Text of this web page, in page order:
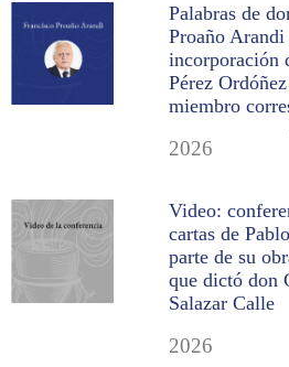
Palabras de
Proaño Arandi
incorporación
Pérez
miembro
2026
Video:
cartas de
parte de su
que dictó don
Salazar Calle
2026